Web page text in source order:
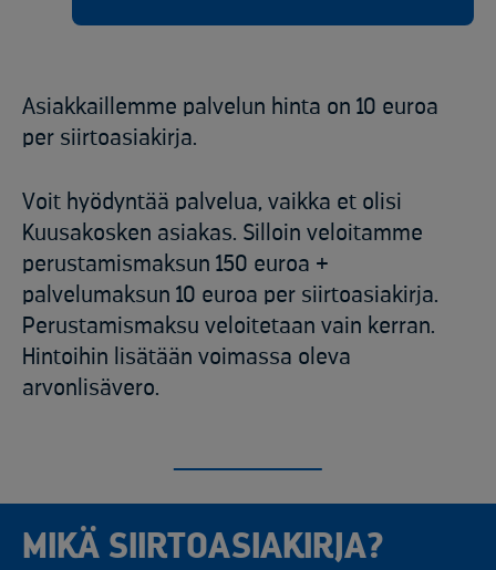
Asiakkaillemme palvelun hinta on 10 euroa
per siirtoasiakirja.
Voit hyödyntää palvelua, vaikka et olisi
Kuusakosken asiakas. Silloin veloitamme
perustamismaksun 150 euroa +
palvelumaksun 10 euroa per siirtoasiakirja.
Perustamismaksu veloitetaan vain kerran.
Hintoihin lisätään voimassa oleva
arvonlisävero.
MIKÄ SIIRTOASIAKIRJA?